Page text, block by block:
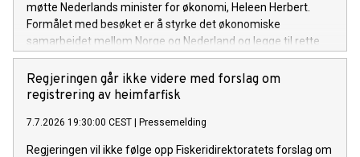
møtte Nederlands minister for økonomi, Heleen Herbert.
Formålet med besøket er å styrke det økonomiske
samarbeidet mellom Norge og Nederland og legge til rette
for økt handel, investeringer og næringslivssamarbeid.
Regjeringen går ikke videre med forslag om
registrering av heimfarfisk
7.7.2026 19:30:00 CEST Pressemelding
Regjeringen vil ikke følge opp Fiskeridirektoratets forslag om